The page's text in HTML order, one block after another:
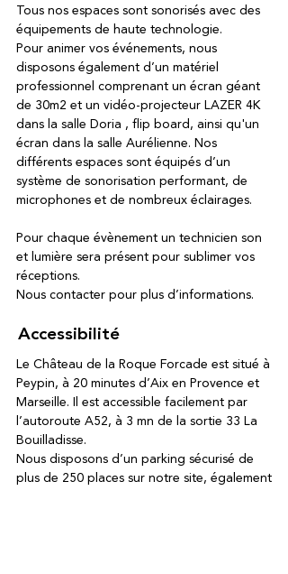
Tous nos espaces sont sonorisés avec des
équipements de haute technologie.
Pour animer vos événements, nous
disposons également d’un matériel
professionnel comprenant un écran géant
de 30m2 et un vidéo-projecteur LAZER 4K
dans la salle Doria , flip board, ainsi qu'un
écran dans la salle Aurélienne. Nos
différents espaces sont équipés d’un
système de sonorisation performant, de
microphones et de nombreux éclairages.
Pour chaque évènement un technicien son
et lumière sera présent pour sublimer vos
réceptions.
Nous contacter pour plus d’informations.
Accessibilité
Le Château de la Roque Forcade est situé à
Peypin, à 20 minutes d’Aix en Provence et
Marseille. Il est accessible facilement par
l’autoroute A52, à 3 mn de la sortie 33 La
Bouilladisse.
Nous disposons d’un parking sécurisé de
plus de 250 places sur notre site, également